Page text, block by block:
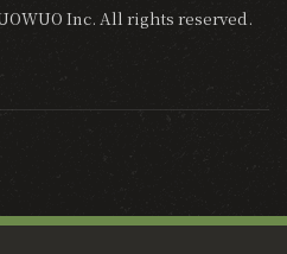
Inc. All rights reserved.